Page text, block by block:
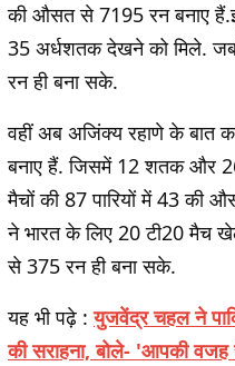
की औसत से 7195 रन बनाए
35 अर्धशतक देखने को मिले.
रन ही बना सके.
वहीं अब अजिंक्य रहाणे के बात
बनाए हैं. जिसमें 12 शतक और
मैचों की 87 पारियों में 43 की
ने भारत के लिए 20 टी20 मैच
से 375 रन ही बना सके.
यह भी पढ़े :युजवेंद्र चहल ने
की सराहना, बोले- 'आपकी